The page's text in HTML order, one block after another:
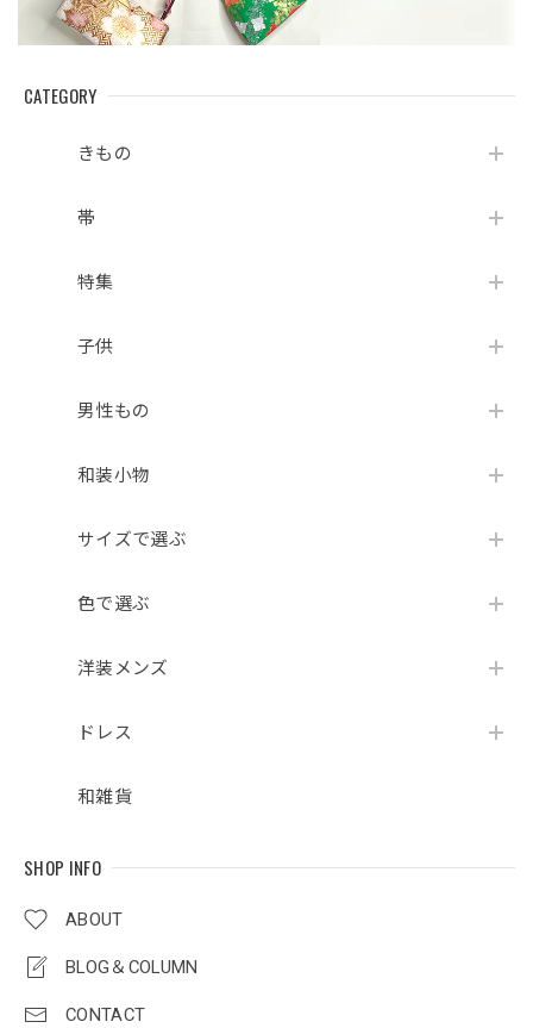
CATEGORY
きもの
帯
特集
子供
男性もの
和装小物
サイズで選ぶ
色で選ぶ
洋装メンズ
ドレス
和雑貨
SHOP INFO
ABOUT
BLOG＆COLUMN
CONTACT